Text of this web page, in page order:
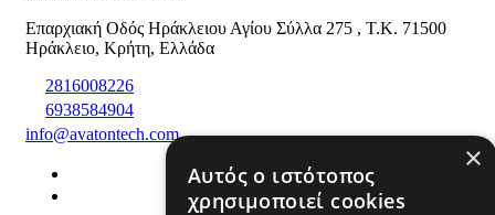
Επαρχιακή Οδός Ηράκλειου Αγίου Σύλλα 275 , T.K. 71500
Ηράκλειο, Κρήτη, Ελλάδα
2816008226
6938584904
info@avatontech.com
×
Αυτός ο ιστότοπος
χρησιμοποιεί cookies